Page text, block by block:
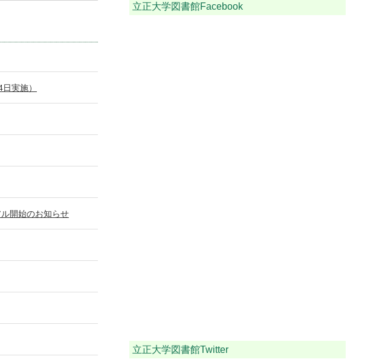
実施）
開始のお知らせ
立正大学図書館Facebook
立正大学図書館Twitter